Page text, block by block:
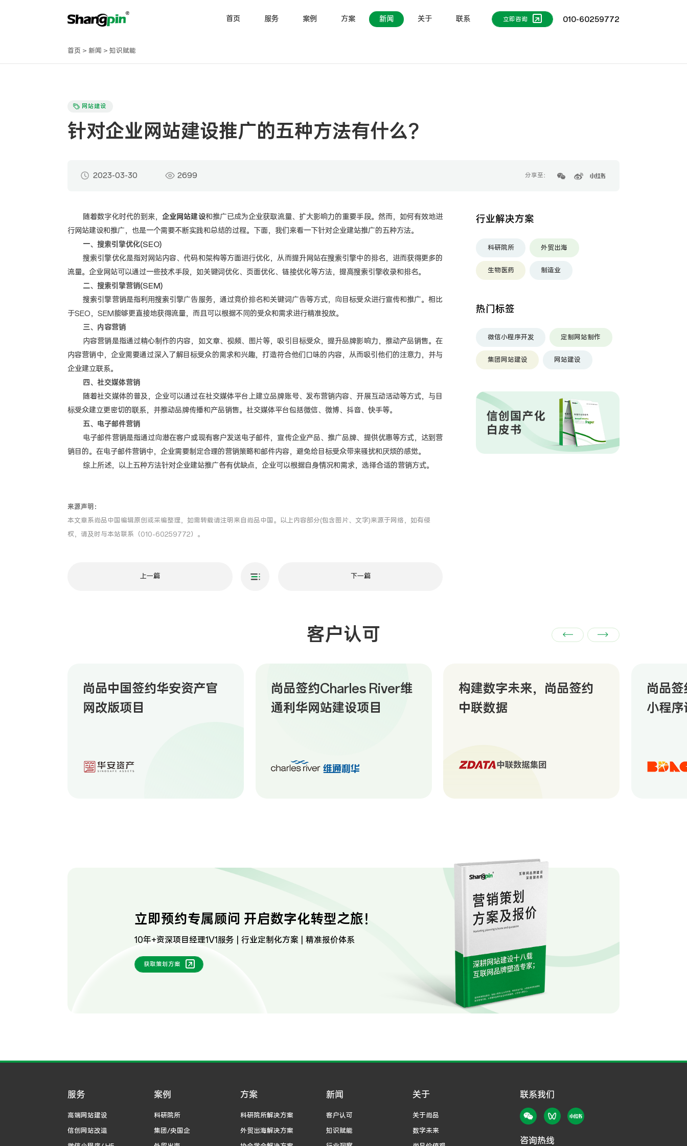
首页 服务 案例 方案 新闻 关于 联系 立即咨询 010-60259772
首页 > 新闻 > 知识赋能
网站建设
针对企业网站建设推广的五种方法有什么？
2023-03-30 2699 分享至：
随着数字化时代的到来，企业网站建设和推广已成为企业获取流量、扩大影响力的重要手段。然而，如何有效地进
行网站建设和推广，也是一个需要不断实践和总结的过程。下面，我们来看一下针对企业建站推广的五种方法。
一、搜索引擎优化(SEO)
搜索引擎优化是指对网站内容、代码和架构等方面进行优化，从而提升网站在搜索引擎中的排名，进而获得更多的
流量。企业网站可以通过一些技术手段，如关键词优化、页面优化、链接优化等方法，提高搜索引擎收录和排名。
二、搜索引擎营销(SEM)
搜索引擎营销是指利用搜索引擎广告服务，通过竞价排名和关键词广告等方式，向目标受众进行宣传和推广。相比
于SEO，SEM能够更直接地获得流量，而且可以根据不同的受众和需求进行精准投放。
三、内容营销
内容营销是指通过精心制作的内容，如文章、视频、图片等，吸引目标受众，提升品牌影响力，推动产品销售。在
内容营销中，企业需要通过深入了解目标受众的需求和兴趣，打造符合他们口味的内容，从而吸引他们的注意力，并与
企业建立联系。
四、社交媒体营销
随着社交媒体的普及，企业可以通过在社交媒体平台上建立品牌账号、发布营销内容、开展互动活动等方式，与目
标受众建立更密切的联系，并推动品牌传播和产品销售。社交媒体平台包括微信、微博、抖音、快手等。
五、电子邮件营销
电子邮件营销是指通过向潜在客户或现有客户发送电子邮件，宣传企业产品、推广品牌、提供优惠等方式，达到营
销目的。在电子邮件营销中，企业需要制定合理的营销策略和邮件内容，避免给目标受众带来骚扰和厌烦的感觉。
综上所述，以上五种方法针对企业建站推广各有优缺点，企业可以根据自身情况和需求，选择合适的营销方式。
来源声明：
本文章系尚品中国编辑原创或采编整理，如需转载请注明来自尚品中国。以上内容部分(包含图片、文字)来源于网络，如有侵
权，请及时与本站联系（010-60259772）。
上一篇 下一篇
行业解决方案
科研院所 外贸出海
生物医药 制造业
热门标签
微信小程序开发 定制网站制作
集团网站建设 网站建设
客户认可
尚品中国签约华安资产官
网改版项目
尚品签约Charles River维
通利华网站建设项目
构建数字未来，尚品签约
中联数据
尚品
小程
立即预约专属顾问 开启数字化转型之旅！
10年+资深项目经理1V1服务 | 行业定制化方案 | 精准报价体系
获取策划方案
服务
高端网站建设
信创网站改造
案例
科研院所
集团/央国企
方案
科研院所解决方案
外贸出海解决方案
新闻
客户认可
知识赋能
关于
关于尚品
数字未来
联系我们
咨询热线